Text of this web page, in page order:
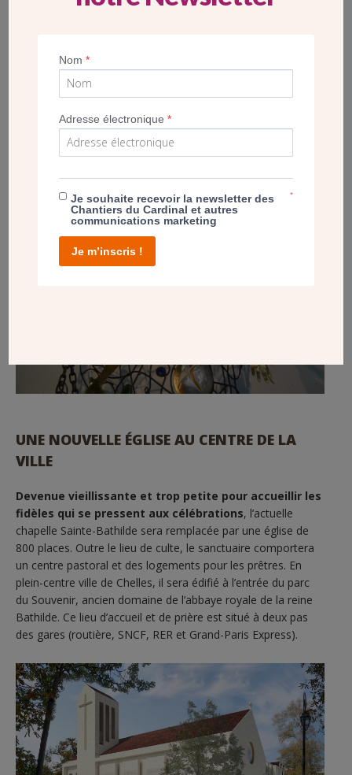
familles nombreuses et interdit le commerce des esclaves.
maintenue de distribuer à tous les « pains de Ste Bathilde »
le jour de sa fête, le 30 janvier.
attributs traditionnels : la chaîne brisée de l’esclavage, les
pains du partage, la couronne de reine, l’abbaye de Chelles
qu’elle a fondée, la colombe de l’Esprit Saint…
UNE NOUVELLE ÉGLISE AU CENTRE DE LA
VILLE
Devenue vieillissante et trop petite pour accueillir les
fidèles qui se pressent aux célébrations, l’actuelle
chapelle Sainte-Bathilde sera remplacée par une église de
800 places. Outre le lieu de culte, le sanctuaire comportera
un centre pastoral et des logements pour les prêtres. En
plein-centre ville de Chelles, il sera édifié à l’entrée du parc
du Souvenir, ancien domaine de l’abbaye royale de la reine
Bathilde. Ce lieu d’accueil et de prière est situé à deux pas
des gares (routière, SNCF, RER et Grand-Paris Express).
Nom*
Adresse électronique*
Je souhaite recevoir la newsletter des
Chantiers du Cardinal et autres
communications marketing
*
Je m’inscris !